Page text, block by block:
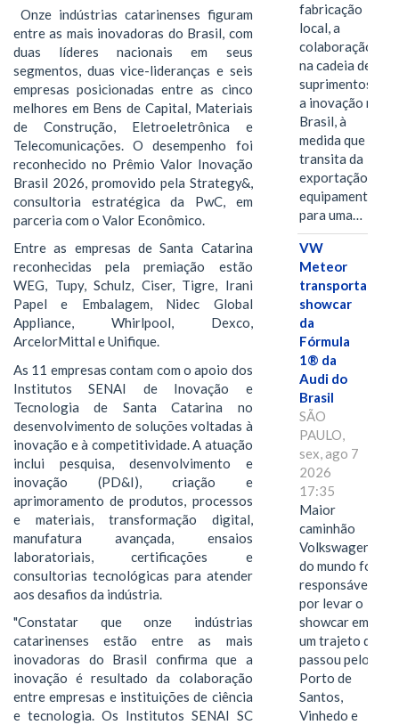
Onze indústrias catarinenses figuram
entre as mais inovadoras do Brasil, com
duas líderes nacionais em seus
segmentos, duas vice-lideranças e seis
empresas posicionadas entre as cinco
melhores em Bens de Capital, Materiais
de Construção, Eletroeletrônica e
Telecomunicações. O desempenho foi
reconhecido no Prêmio Valor Inovação
Brasil 2026, promovido pela Strategy&,
consultoria estratégica da PwC, em
parceria com o Valor Econômico.
Entre as empresas de Santa Catarina
reconhecidas pela premiação estão
WEG, Tupy, Schulz, Ciser, Tigre, Irani
Papel e Embalagem, Nidec Global
Appliance, Whirlpool, Dexco,
ArcelorMittal e Unifique.
As 11 empresas contam com o apoio dos
Institutos SENAI de Inovação e
Tecnologia de Santa Catarina no
desenvolvimento de soluções voltadas à
inovação e à competitividade. A atuação
inclui pesquisa, desenvolvimento e
inovação (PD&I), criação e
aprimoramento de produtos, processos
e materiais, transformação digital,
manufatura avançada, ensaios
laboratoriais, certificações e
consultorias tecnológicas para atender
aos desafios da indústria.
"Constatar que onze indústrias
catarinenses estão entre as mais
inovadoras do Brasil confirma que a
inovação é resultado da colaboração
entre empresas e instituições de ciência
e tecnologia. Os Institutos SENAI SC
fabricação
local, a
colaboração
na cadeia de
suprimentos e
a inovação no
Brasil, à
medida que
transita da
exportação de
equipamentos
para uma…
VW
Meteor
transporta
showcar
da
Fórmula
1® da
Audi do
Brasil
SÃO
PAULO,
sex, ago 7
2026
17:35
Maior
caminhão
Volkswagen
do mundo foi
responsável
por levar o
showcar em
um trajeto que
passou pelo
Porto de
Santos,
Vinhedo e